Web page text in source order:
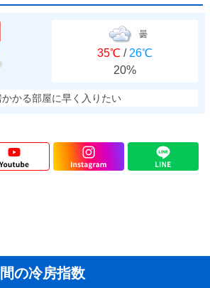
曇
35℃ / 26℃
20%
かかる部屋に早く入りたい
の冷房指数